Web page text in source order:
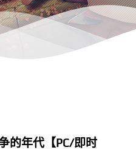
的年代【PC/即时